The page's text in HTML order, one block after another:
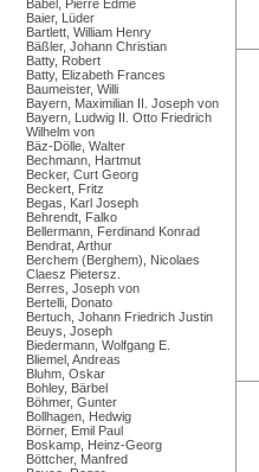
Babel, Pierre Edmé
Baier, Lüder
Bartlett, William Henry
Bäßler, Johann Christian
Batty, Robert
Batty, Elizabeth Frances
Baumeister, Willi
Bayern, Maximilian II. Joseph von
Bayern, Ludwig II. Otto Friedrich
Wilhelm von
Bäz-Dölle, Walter
Bechmann, Hartmut
Becker, Curt Georg
Beckert, Fritz
Begas, Karl Joseph
Behrendt, Falko
Bellermann, Ferdinand Konrad
Bendrat, Arthur
Berchem (Berghem), Nicolaes
Claesz Pietersz.
Berres, Joseph von
Bertelli, Donato
Bertuch, Johann Friedrich Justin
Beuys, Joseph
Biedermann, Wolfgang E.
Bliemel, Andreas
Bluhm, Oskar
Bohley, Bärbel
Böhmer, Gunter
Bollhagen, Hedwig
Börner, Emil Paul
Boskamp, Heinz-Georg
Böttcher, Manfred